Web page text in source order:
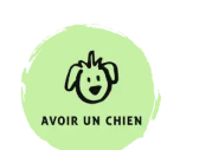
contenu